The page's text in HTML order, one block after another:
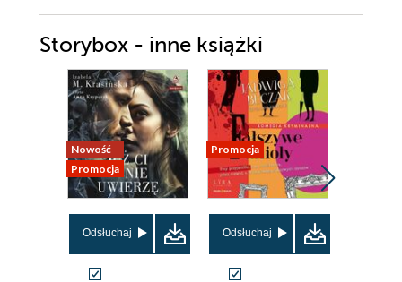
Storybox - inne książki
Nowość
Promocja
Odsłuchaj
Promocja
Odsłuchaj